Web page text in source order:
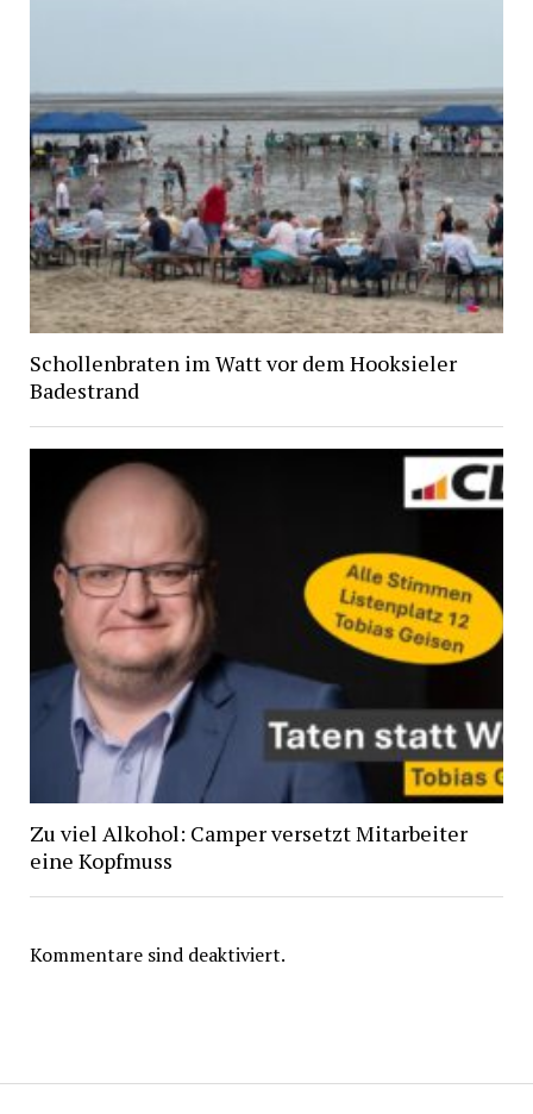
Schollenbraten im Watt vor dem Hooksieler
Badestrand
Zu viel Alkohol: Camper versetzt Mitarbeiter
eine Kopfmuss
Kommentare sind deaktiviert.